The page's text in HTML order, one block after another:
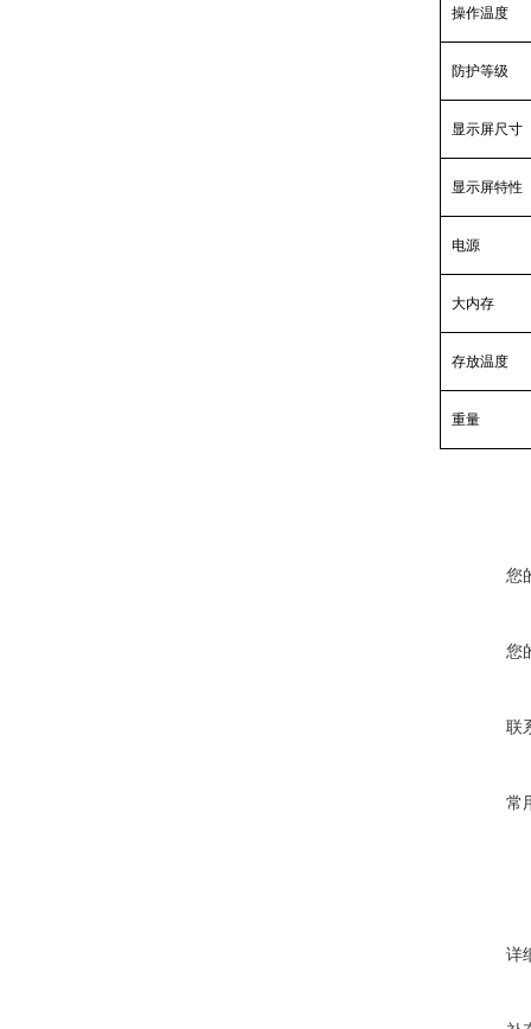
操作温度
防护等级
显示屏尺寸
显示屏特性
电源
大内存
存放温度
重量
您
您
联
常
详